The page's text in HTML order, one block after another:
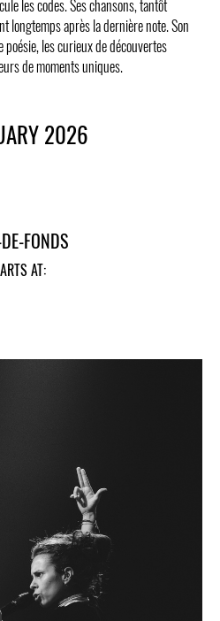
les codes. Ses chansons, tantôt
longtemps après la dernière note. Son
les curieux de découvertes
de moments uniques.
2026
FONDS
AT: